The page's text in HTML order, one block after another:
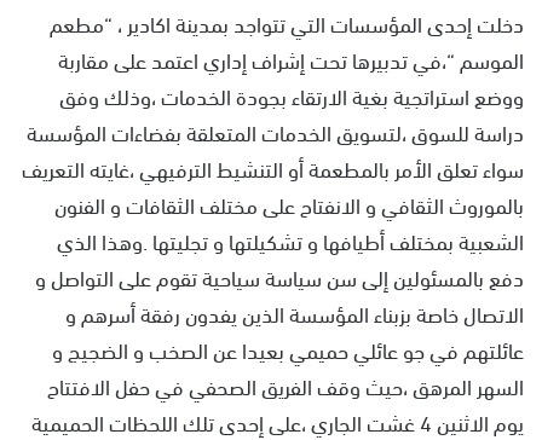
ي
ا
دخلت إحدى المؤسسات التي تتواجد بمدينة اكادير ، “مطعم
الموسم “،في تدبيرها تحت إشراف إداري اعتمد على مقاربة
ووضع استراتجية بغية الارتقاء بجودة الخدمات ،وذلك وفق
دراسة للسوق ،لتسويق الخدمات المتعلقة بفضاءات المؤسسة
سواء تعلق الأمر بالمطعمة أو التنشيط الترفيهي ،غايته التعريف
بالموروث الثقافي و الانفتاح على مختلف الثقافات و الفنون
الشعبية بمختلف أطيافها و تشكيلتها و تجليتها .وهذا الذي
دفع بالمسئولين إلى سن سياسة سياحية تقوم على التواصل و
الاتصال خاصة بزبناء المؤسسة الذين يفدون رفقة أسرهم و
عائلتهم في جو عائلي حميمي بعيدا عن الصخب و الضجيج و
السهر المرهق ،حيث وقف الفريق الصحفي في حفل الافتتاح
يوم الاثنين 4 غشت الجاري ،على إحدى تلك اللحظات الحميمية